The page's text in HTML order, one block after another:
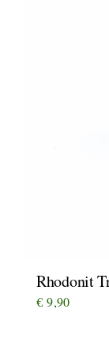
Rhodonit
€ 9,90